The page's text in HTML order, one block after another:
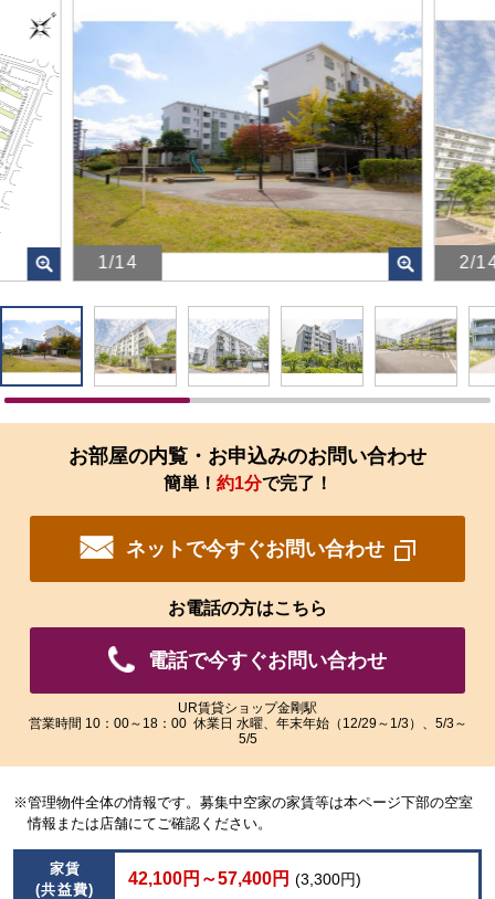
1/14
画
像
を
ク
リ
す
拡
大
さ
い
だ
ま
す。
2/
画
像
を
リ
拡
い
だ
ま
お部屋の内覧・お申込みのお問い合わせ
簡単！ 約1分で完了！
ネットで今すぐお問い合わせ
お電話の方はこちら
電話で今すぐお問い合わせ
UR賃貸ショップ金剛駅
営業時間 10：00～18：00 休業日 水曜、年末年始（12/29～1/3）、5/3～
5/5
※管理物件全体の情報です。募集中空家の家賃等は本ページ下部の空室
情報または店舗にてご確認ください。
家賃
(共益費)
42,100円～57,400円 (3,300円)